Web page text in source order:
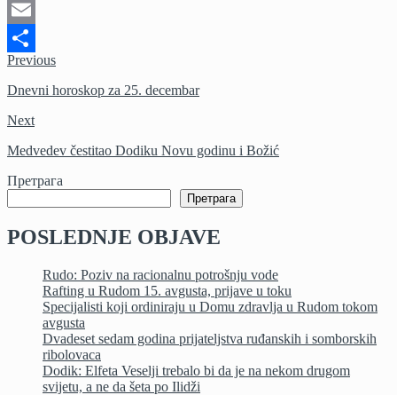
Twitter
Email
Share
Previous
Dnevni horoskop za 25. decembar
Next
Medvedev čestitao Dodiku Novu godinu i Božić
Претрага
Претрага
POSLEDNJE OBJAVE
Rudo: Poziv na racionalnu potrošnju vode
Rafting u Rudom 15. avgusta, prijave u toku
Specijalisti koji ordiniraju u Domu zdravlja u Rudom tokom
avgusta
Dvadeset sedam godina prijateljstva ruđanskih i somborskih
ribolovaca
Dodik: Elfeta Veselji trebalo bi da je na nekom drugom
svijetu, a ne da šeta po Ilidži